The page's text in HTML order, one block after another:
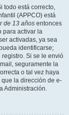
todo está correcto,
(APPCO) está
de 13 años entonces
para activar la
activadas, ya sea
identificarse;
Si se le envió
seguramente la
o tal vez haya
la dirección de e-
Administración.